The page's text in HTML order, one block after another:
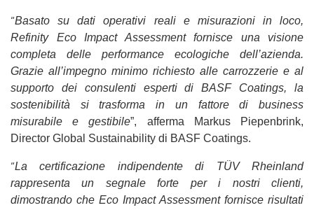
“Basato su dati operativi reali e misurazioni in loco,
Refinity Eco Impact Assessment fornisce una visione
completa delle performance ecologiche dell’azienda.
Grazie all’impegno minimo richiesto alle carrozzerie e al
supporto dei consulenti esperti di BASF Coatings, la
sostenibilità si trasforma in un fattore di business
misurabile e gestibile”, afferma Markus Piepenbrink,
Director Global Sustainability di BASF Coatings.
“La certificazione indipendente di TÜV Rheinland
rappresenta un segnale forte per i nostri clienti,
dimostrando che Eco Impact Assessment fornisce risultati